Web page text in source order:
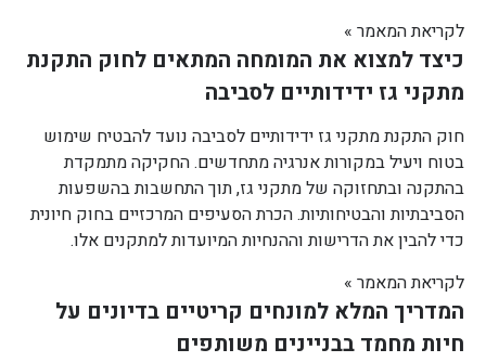
לקריאת המאמר »
כיצד למצוא את המומחה המתאים לחוק התקנת
מתקני גז ידידותיים לסביבה
חוק התקנת מתקני גז ידידותיים לסביבה נועד להבטיח שימוש
בטוח ויעיל במקורות אנרגיה מתחדשים. החקיקה מתמקדת
בהתקנה ובתחזוקה של מתקני גז, תוך התחשבות בהשפעות
הסביבתיות והבטיחותיות. הכרת הסעיפים המרכזיים בחוק חיונית
כדי להבין את הדרישות וההנחיות המיועדות למתקנים אלו.
לקריאת המאמר »
המדריך המלא למונחים קריטיים בדיונים על
חיות מחמד בבניינים משותפים